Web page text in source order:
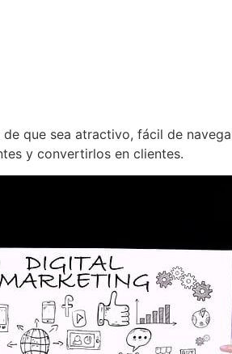
que sea atractivo, fácil de
y convertirlos en clientes.